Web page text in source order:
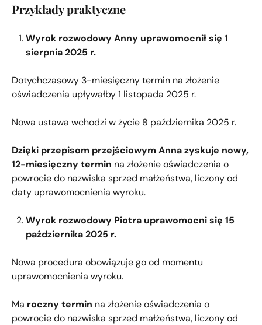
Przykłady praktyczne
Wyrok rozwodowy Anny uprawomocnił się 1
sierpnia 2025 r.
Dotychczasowy 3-miesięczny termin na złożenie
oświadczenia upływałby 1 listopada 2025 r.
Nowa ustawa wchodzi w życie 8 października 2025 r.
Dzięki przepisom przejściowym Anna zyskuje nowy,
12-miesięczny termin na złożenie oświadczenia o
powrocie do nazwiska sprzed małżeństwa, liczony od
daty uprawomocnienia wyroku.
Wyrok rozwodowy Piotra uprawomocni się 15
października 2025 r.
Nowa procedura obowiązuje go od momentu
uprawomocnienia wyroku.
Ma roczny termin na złożenie oświadczenia o
powrocie do nazwiska sprzed małżeństwa, liczony od